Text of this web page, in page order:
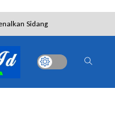
Sidang
Baru KUHAP
Salim Himawan